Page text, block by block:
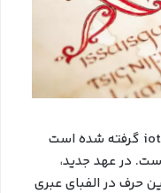
اين لغت از کلمه یونانی iota گرفته شده است
در عهد جدید،
حرف در الفبای عبری